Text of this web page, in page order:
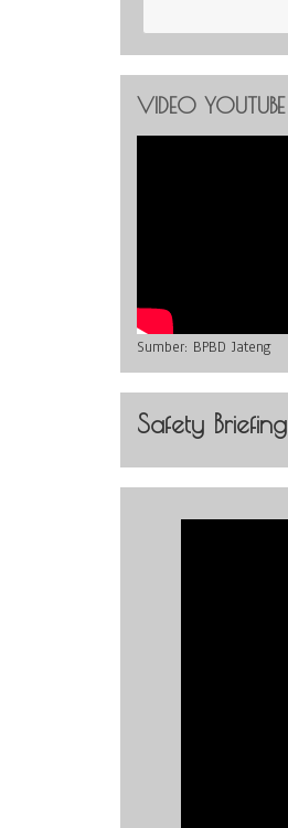
VIDEO YOUTUBE
Sumber: BPBD Jateng
Safety Briefing